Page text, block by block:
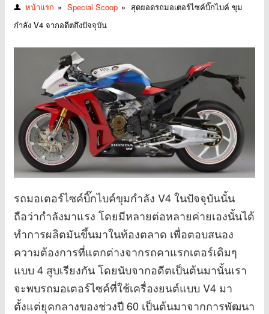
หน้าแรก » Special Scoop » สุดยอดรถมอเตอร์ไซค์บิ๊กไบค์ ขุม
กำลัง V4 จากอดีตถึงปัจจุบัน
รถมอเตอร์ไซค์บิ๊กไบค์ขุมกำลัง V4 ในปัจจุบันนั้น
ถือว่ากำลังมาแรง โดยมีหลายต่อหลายค่ายเองนั้นได้
ทำการผลิตมันขึ้นมาในท้องตลาด เพื่อตอบสนอง
ความต้องการที่แตกต่างจากรถคาแรกเตอร์เดิมๆ
แบบ 4 สูบเรียงกัน โดยนับจากอดีตเป็นต้นมานั้นเรา
จะพบรถมอเตอร์ไซค์ที่ใช้เครื่องยนต์แบบ V4 มา
ตั้งแต่ยุคกลางของช่วงปี 60 เป็นต้นมาจากการพัฒนา